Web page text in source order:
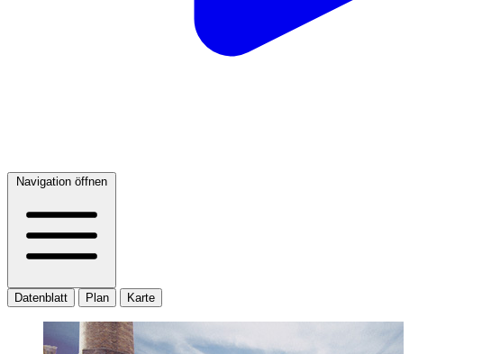
Navigation öffnen
Datenblatt Plan Karte